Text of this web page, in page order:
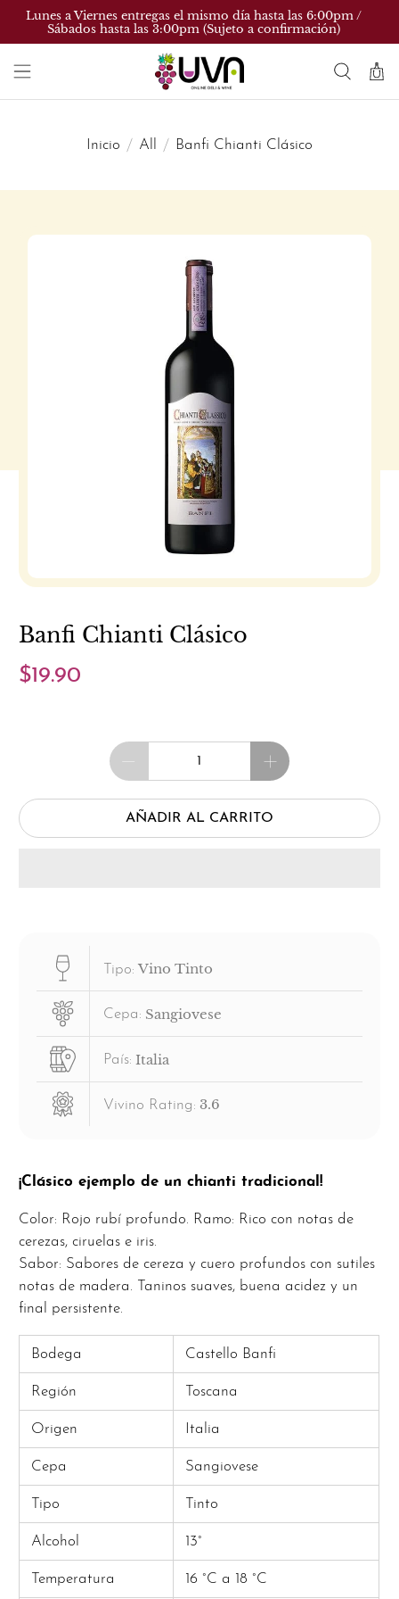
Lunes a Viernes entregas el mismo día hasta las 6:00pm /
Sábados hasta las 3:00pm (Sujeto a confirmación)
Inicio All Banfi Chianti Clásico
Banfi Chianti Clásico
$19.90
Cantidad
AÑADIR AL CARRITO
Tipo: Vino Tinto
Cepa: Sangiovese
País: Italia
Vivino Rating: 3.6
¡Clásico ejemplo de un chianti tradicional!
Color: Rojo rubí profundo. Ramo: Rico con notas de
cerezas, ciruelas e iris.
Sabor: Sabores de cereza y cuero profundos con sutiles
notas de madera. Taninos suaves, buena acidez y un
final persistente.
Bodega Castello Banfi
Región Toscana
Origen Italia
Cepa Sangiovese
Tipo Tinto
Alcohol 13°
Temperatura 16 °C a 18 °C